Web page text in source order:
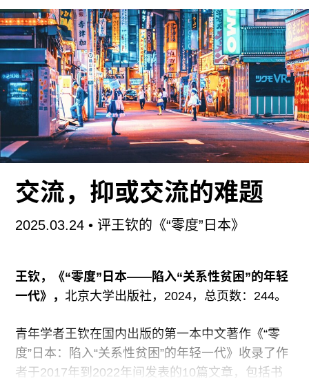
和真理的康庄大道。
这一天规定为“追悼战殁者祈祷和平之日”。在日本
的官方媒体上，将“战败”置换为“终战”——仿佛日本
战败乃至发动的侵略战争是一场自然灾害一般——
的做法由来已久，而随着战争和战败记忆随着时间
的推移逐渐淡去，普通民众（尤其是日本的年轻
人）对于8月15日这一天的感知也早已变得迟钝。
然而，众所周知，事实上标志着日本投降的事件
——也即日本政府召开御前会议并接受《波茨坦公
天的8月14日。换言之，8月15日这个决定性的日
的日期；而在国际关系的层面上，或者说，在对外
意义。可以认为，通过有意淡化8月14日的重要性
而强化8月15日的重要性，日本政府在相当程度上
吊诡地将“战败”转变为强化战后日本的内部自我认
同的一个事件。
当然，关于战后日本对于“战败”与战争责任的含糊
交流，抑或交流的难题
2025.03.24• 评王钦的《“零度”日本》
王钦，《“零度”日本——陷入“关系性贫困”的年轻
一代》，北京大学出版社，2024，总页数：244。
青年学者王钦在国内出版的第一本中文著作《“零
度”日本：陷入“关系性贫困”的年轻一代》收录了作
者于2017年到2022年间发表的10篇文章，包括书